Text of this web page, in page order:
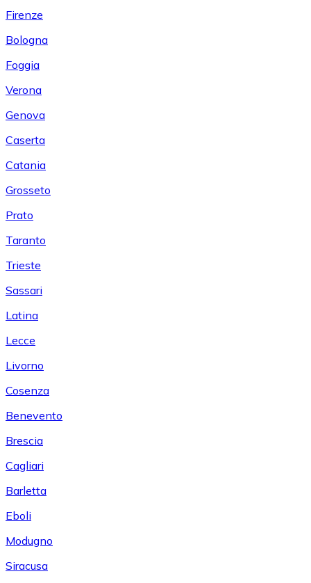
Firenze
Bologna
Foggia
Verona
Genova
Caserta
Catania
Grosseto
Prato
Taranto
Trieste
Sassari
Latina
Lecce
Livorno
Cosenza
Benevento
Brescia
Cagliari
Barletta
Eboli
Modugno
Siracusa